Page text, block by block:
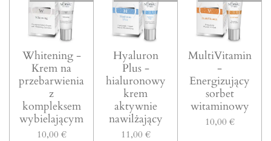
Whitening -
Krem na
przebarwienia
z
kompleksem
wybielającym
10,00 €
Hyaluron
Plus -
hialuronowy
krem
aktywnie
nawilżający
11,00 €
MultiVitamin
-
Energizujący
sorbet
witaminowy
10,00 €